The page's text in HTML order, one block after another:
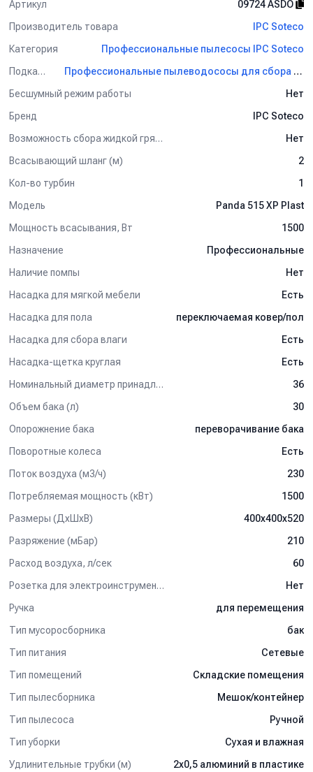
- Круглая насадка-щетка.
Артикул
09724 ASDO
Производитель товара
IPC Soteco
Категория
Профессиональные пылесосы IPC Soteco
Подкатегория
Профессиональные пылеводососы для сбора сухой и жидкой грязи IPC Soteco
Бесшумный режим работы
Нет
Бренд
IPC Soteco
Возможность сбора жидкой грязи
Нет
Всасывающий шланг (м)
2
Кол-во турбин
1
Модель
Panda 515 XP Plast
Мощность всасывания, Вт
1500
Назначение
Профессиональные
Наличие помпы
Нет
Насадка для мягкой мебели
Есть
Насадка для пола
переключаемая ковер/пол
Насадка для сбора влаги
Есть
Насадка-щетка круглая
Есть
Номинальный диаметр принадлежностей, мм
36
Объем бака (л)
30
Опорожнение бака
переворачивание бака
Поворотные колеса
Есть
Поток воздуха (м3/ч)
230
Потребляемая мощность (кВт)
1500
Размеры (ДхШхВ)
400x400x520
Разряжение (мБар)
210
Расход воздуха, л/сек
60
Розетка для электроинструмента
Нет
Ручка
для перемещения
Тип мусоросборника
бак
Тип питания
Сетевые
Тип помещений
Складские помещения
Тип пылесборника
Мешок/контейнер
Тип пылесоса
Ручной
Тип уборки
Сухая и влажная
Удлинительные трубки (м)
2х0,5 алюминий в пластике